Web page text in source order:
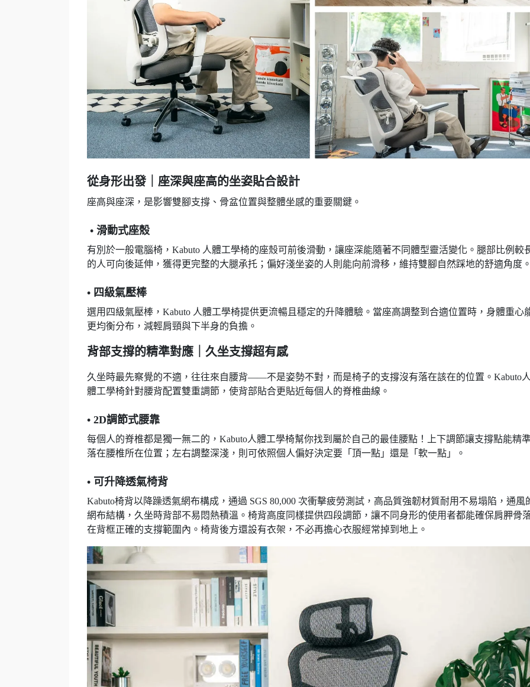
從身形出發｜座深與座高的坐姿貼合設計
座高與座深，是影響雙腳支撐、骨盆位置與整體坐感的重要關鍵。
• 滑動式座殼
有別於一般電腦椅，Kabuto 人體工學椅的座殼可前後滑動，讓座深能隨著不同體型靈活變化。腿部比例較
的人可向後延伸，獲得更完整的大腿承托；偏好淺坐姿的人則能向前滑移，維持雙腳自然踩地的舒適角度
• 四級氣壓棒
選用四級氣壓棒，Kabuto 人體工學椅提供更流暢且穩定的升降體驗。當座高調整到合適位置時，身體重心
更均衡分布，減輕肩頸與下半身的負擔。
背部支撐的精準對應｜久坐支撐超有感
久坐時最先察覺的不適，往往來自腰背——不是姿勢不對，而是椅子的支撐沒有落在該在的位置。Kabuto
體工學椅針對腰背配置雙重調節，使背部貼合更貼近每個人的脊椎曲線。
• 2D調節式腰靠
每個人的脊椎都是獨一無二的，Kabuto人體工學椅幫你找到屬於自己的最佳腰點！上下調節讓支撐點能精
落在腰椎所在位置；左右調整深淺，則可依照個人偏好決定要「頂一點」還是「軟一點」。
• 可升降透氣椅背
Kabuto椅背以降躁透氣網布構成，通過 SGS 80,000 次衝擊疲勞測試，高品質強韌材質耐用不易塌陷，通風
網布結構，久坐時背部不易悶熱積溫。椅背高度同樣提供四段調節，讓不同身形的使用者都能確保肩胛骨
在背框正確的支撐範圍內。椅背後方還設有衣架，不必再擔心衣服經常掉到地上。